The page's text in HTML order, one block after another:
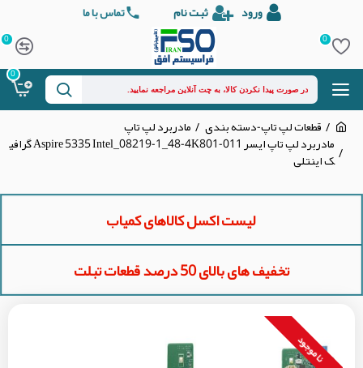
ورود ثبت نام تماس با ما
0
0
0
قطعات لپ تاپ-دسته بندی مادربرد لپ تاپ
مادربرد لپ تاپ ایسر Aspire 5335 Intel_08219-1_48-4K801-011 گرافی
ک اینتلی
لیست اکسل کالاهای کمیاب
تخفیف های بالای 50 درصد قطعات تبلت
نا موجود